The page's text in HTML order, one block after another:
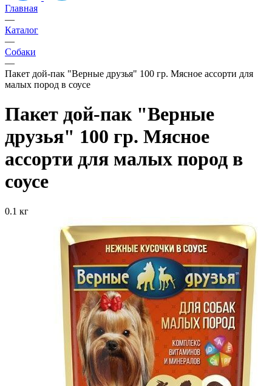
Главная
—
Каталог
—
Собаки
—
Пакет дой-пак "Верные друзья" 100 гр. Мясное ассорти для
малых пород в соусе
Пакет дой-пак "Верные
друзья" 100 гр. Мясное
ассорти для малых пород в
соусе
0.1 кг